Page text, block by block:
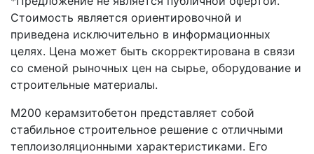
Стоимость является ориентировочной и
приведена исключительно в информационных
целях. Цена может быть скорректирована в связи
со сменой рыночных цен на сырье, оборудование и
строительные материалы.
М200 керамзитобетон представляет собой
стабильное строительное решение с отличными
теплоизоляционными характеристиками. Его